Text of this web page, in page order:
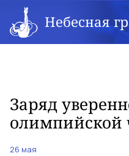
Небесная
Заряд
олимпийской
26 мая